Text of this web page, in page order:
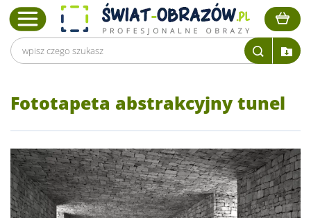
Fototapeta abstrakcyjny tunel